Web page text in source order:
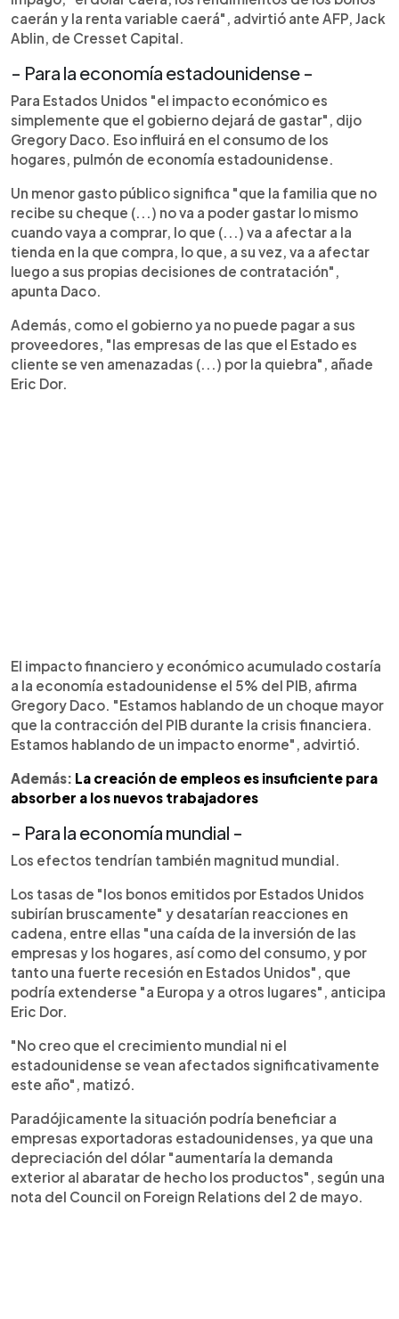
caerán y la renta variable caerá", advirtió ante AFP, Jack
Ablin, de Cresset Capital.
- Para la economía estadounidense -
Para Estados Unidos "el impacto económico es
simplemente que el gobierno dejará de gastar", dijo
Gregory Daco. Eso influirá en el consumo de los
hogares, pulmón de economía estadounidense.
Un menor gasto público significa "que la familia que no
recibe su cheque (...) no va a poder gastar lo mismo
cuando vaya a comprar, lo que (...) va a afectar a la
tienda en la que compra, lo que, a su vez, va a afectar
luego a sus propias decisiones de contratación",
apunta Daco.
Además, como el gobierno ya no puede pagar a sus
proveedores, "las empresas de las que el Estado es
cliente se ven amenazadas (...) por la quiebra", añade
Eric Dor.
El impacto financiero y económico acumulado costaría
a la economía estadounidense el 5% del PIB, afirma
Gregory Daco. "Estamos hablando de un choque mayor
que la contracción del PIB durante la crisis financiera.
Estamos hablando de un impacto enorme", advirtió.
Además: La creación de empleos es insuficiente para
absorber a los nuevos trabajadores
- Para la economía mundial -
Los efectos tendrían también magnitud mundial.
Los tasas de "los bonos emitidos por Estados Unidos
subirían bruscamente" y desatarían reacciones en
cadena, entre ellas "una caída de la inversión de las
empresas y los hogares, así como del consumo, y por
tanto una fuerte recesión en Estados Unidos", que
podría extenderse "a Europa y a otros lugares", anticipa
Eric Dor.
"No creo que el crecimiento mundial ni el
estadounidense se vean afectados significativamente
este año", matizó.
Paradójicamente la situación podría beneficiar a
empresas exportadoras estadounidenses, ya que una
depreciación del dólar "aumentaría la demanda
exterior al abaratar de hecho los productos", según una
nota del Council on Foreign Relations del 2 de mayo.